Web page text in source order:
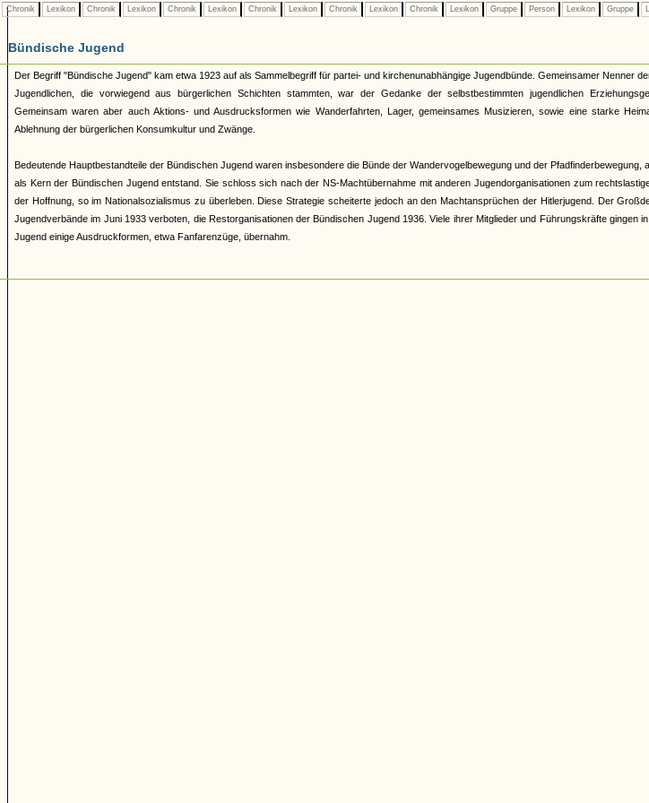
Chronik Lexikon Chronik Lexikon Chronik Lexikon Chronik Lexikon Chronik Lexikon Chronik Lexikon Gruppe Person Lexikon Gruppe
Bündische Jugend
Der Begriff "Bündische Jugend" kam etwa 1923 auf als Sammelbegriff für partei- und kirchenunabhängige Jugendbünde. Gemeinsamer Nenner
Jugendlichen, die vorwiegend aus bürgerlichen Schichten stammten, war der Gedanke der selbstbestimmten jugendlichen
Gemeinsam waren aber auch Aktions- und Ausdrucksformen wie Wanderfahrten, Lager, gemeinsames Musizieren, sowie eine starke
Ablehnung der bürgerlichen Konsumkultur und Zwänge.
Bedeutende Hauptbestandteile der Bündischen Jugend waren insbesondere die Bünde der Wandervogelbewegung und der
als Kern der Bündischen Jugend entstand. Sie schloss sich nach der NS-Machtübernahme mit anderen Jugendorganisationen zum
der Hoffnung, so im Nationalsozialismus zu überleben. Diese Strategie scheiterte jedoch an den Machtansprüchen der Hitlerjugend. Der
Jugendverbände im Juni 1933 verboten, die Restorganisationen der Bündischen Jugend 1936. Viele ihrer Mitglieder und Führungskräfte gingen
Jugend einige Ausdruckformen, etwa Fanfarenzüge, übernahm.